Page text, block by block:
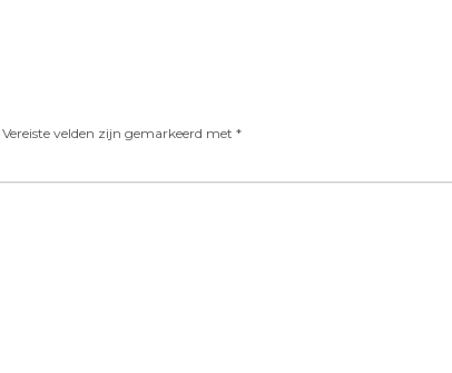
Vereiste velden zijn gemarkeerd met *